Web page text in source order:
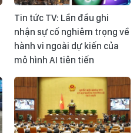
Tin tức TV: Lần đầu ghi
nhận sự cố nghiêm trọng về
hành vi ngoài dự kiến của
mô hình AI tiên tiến